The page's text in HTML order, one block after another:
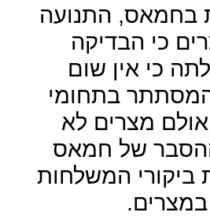
בחמאס, התנועה
כי הבדיקה
כי אין שום
בתחומי
מצרים לא
של חמאס
ביקורי המשלחות